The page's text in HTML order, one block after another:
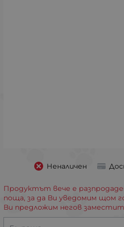
Неналичен
Продуктът вече е
поща, за да Ви уведомим щом
Ви предложим негов